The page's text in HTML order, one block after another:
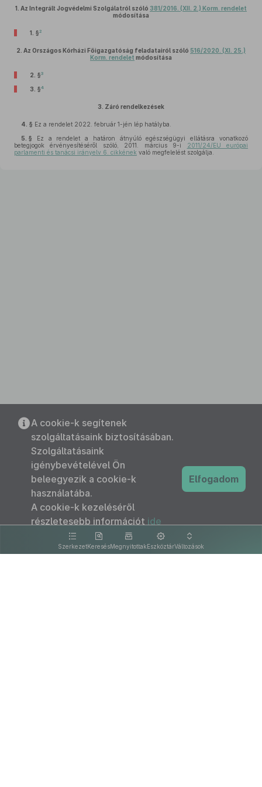
1. Az Integrált Jogvédelmi Szolgálatról szóló 381/2016. (XII. 2.) Korm. rendelet
módosítása
1. §2
2. Az Országos Kórházi Főigazgatóság feladatairól szóló 516/2020. (XI. 25.)
Korm. rendelet módosítása
2. §3
3. §4
3. Záró rendelkezések
4. § Ez a rendelet 2022. február 1-jén lép hatályba.
5. § Ez a rendelet a határon átnyúló egészségügyi ellátásra vonatkozó
betegjogok érvényesítéséről szóló, 2011. március 9-i
2011/24/EU európai
parlamenti és tanácsi irányelv 6. cikkének való megfelelést szolgálja.
SzerkezetKeresésMegnyitottakEszköztárVáltozások
A cookie-k segítenek
szolgáltatásaink biztosításában.
Szolgáltatásaink
igénybevételével Ön
beleegyezik a cookie-k
használatába.
A cookie-k kezeléséről
részletesebb információt ide
kattintva olvashat.
Elfogadom